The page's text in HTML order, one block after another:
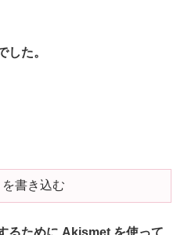
した。
書き込む
るために Akismet を使って